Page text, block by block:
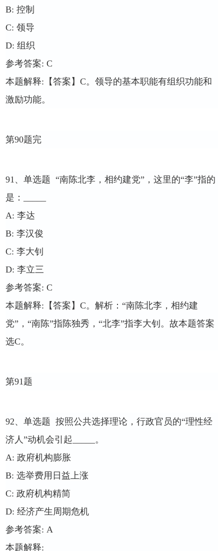
B:控制
C:领导
D:组织
参考答案: C
本题解释: 【答案】C。领导的基本职能有组织功能和
激励功能。
第90题完
91、单选题 “南陈北李，相约建党”，这里的“李”指的
是：
A:李达
B:李汉俊
C:李大钊
D:李立三
参考答案: C
本题解释: 【答案】C。解析：“南陈北李，相约建
党”，“南陈”指陈独秀，“北李”指李大钊。故本题答案
选C。
第91题
92、单选题 按照公共选择理论，行政官员的“理性经
济人”动机会引起
。
A:政府机构膨胀
B:选举费用日益上涨
C:政府机构精简
D:经济产生周期危机
参考答案: A
本题解释: